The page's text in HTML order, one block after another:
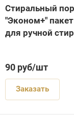
ручной стирки/
порошок для
Стиральный
белого белья/
гипоаллергенный/
порошок 9 кг/
порошок
Стиральный
"Эконом+"
для ручной
90 руб/шт
Заказать